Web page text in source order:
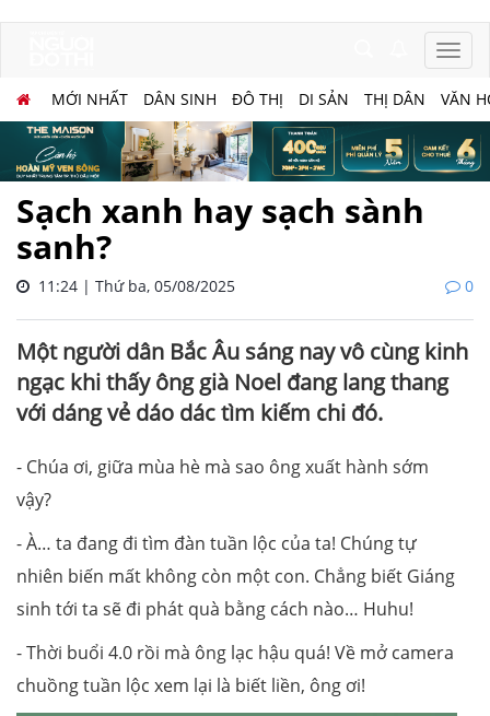
MỚI NHẤT DÂN SINH ĐÔ THỊ DI SẢN THỊ DÂN VĂN
Sạch xanh hay sạch sành
sanh?
11:24 | Thứ ba, 05/08/2025 0
Một người dân Bắc Âu sáng nay vô cùng kinh
ngạc khi thấy ông già Noel đang lang thang
với dáng vẻ dáo dác tìm kiếm chi đó.
- Chúa ơi, giữa mùa hè mà sao ông xuất hành sớm
vậy?
- À… ta đang đi tìm đàn tuần lộc của ta! Chúng tự
nhiên biến mất không còn một con. Chẳng biết Giáng
sinh tới ta sẽ đi phát quà bằng cách nào… Huhu!
- Thời buổi 4.0 rồi mà ông lạc hậu quá! Về mở camera
chuồng tuần lộc xem lại là biết liền, ông ơi!